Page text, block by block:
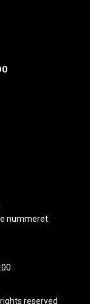
nummeret.
reserved